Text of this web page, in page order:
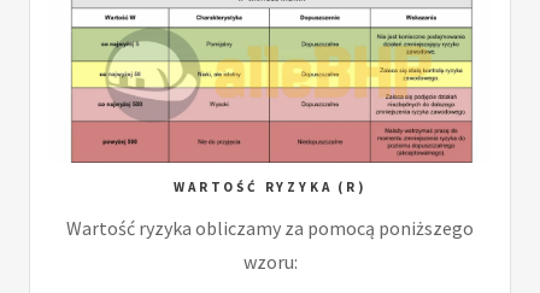
WARTOŚĆ RYZYKA (R)
Wartość ryzyka obliczamy za pomocą poniższego
wzoru: